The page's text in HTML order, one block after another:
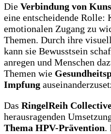
Die Verbindung von
eine entscheidende Rolle:
emotionalen Zugang zu
Themen. Durch ihre
kann sie Bewusstsein
anregen und Menschen
Themen wie
Impfung
Das RingelReih
herausragenden
Thema HPV-Prävention.